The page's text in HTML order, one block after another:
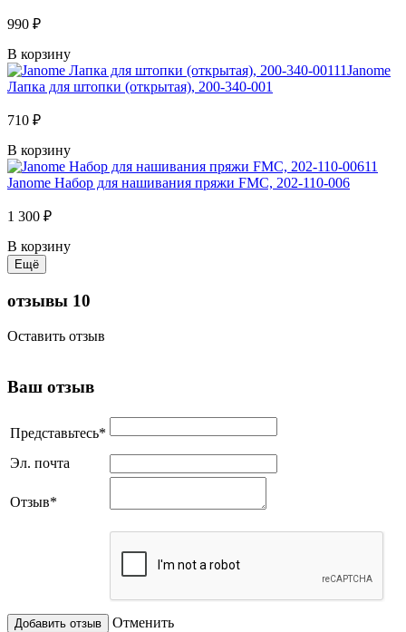
990 ₽
В корзину
Janome
Лапка для штопки (открытая), 200-340-001
710 ₽
В корзину
Janome Набор для нашивания пряжи FMC, 202-110-006
1 300 ₽
В корзину
отзывы 10
Оставить отзыв
Ваш отзыв
Представьтесь*
Эл. почта
Отзыв*
Отменить